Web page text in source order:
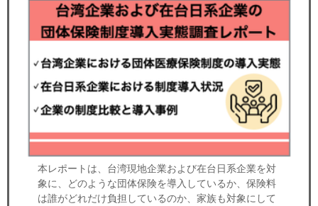
本レポートは、台湾現地企業および在台日系企業を対
象に、どのような団体保険を導入しているか、保険料
は誰がどれだけ負担しているのか、家族も対象にして